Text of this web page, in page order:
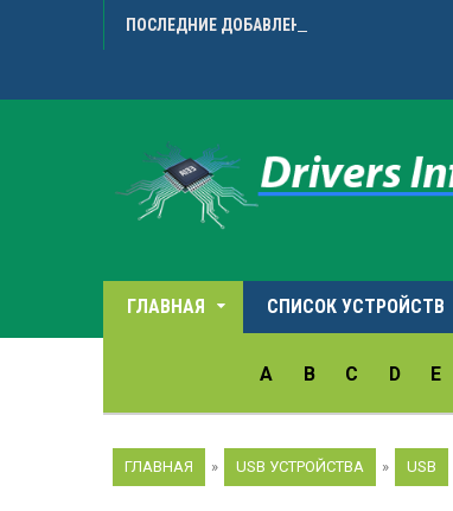
ПОСЛЕДНИЕ ДОБАВЛЕННЫЕ ДРАЙВЕРА
ГЛАВНАЯ СПИСОК УСТРОЙСТВ
A B C D E
ГЛАВНАЯ » USB УСТРОЙСТВА » USB